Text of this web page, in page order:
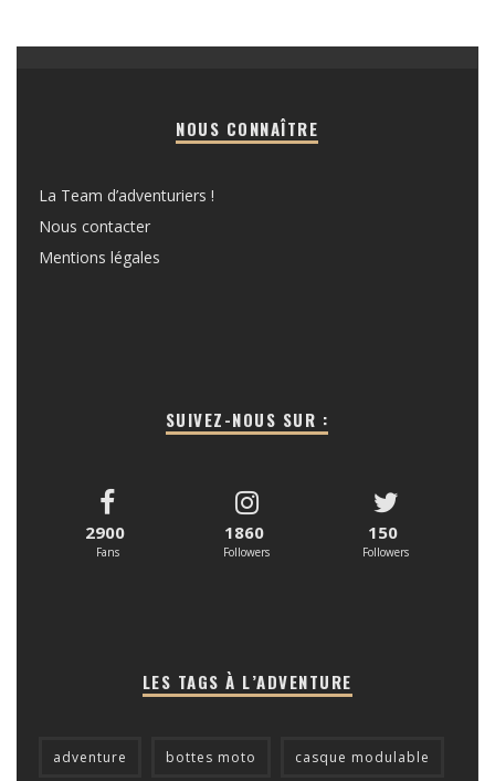
NOUS CONNAÎTRE
La Team d’adventuriers !
Nous contacter
Mentions légales
SUIVEZ-NOUS SUR :
2900
Fans
1860
Followers
150
Followers
LES TAGS À L’ADVENTURE
adventure bottes moto casque modulable